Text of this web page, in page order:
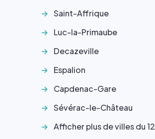
Saint-Affrique
Luc-la-Primaube
Decazeville
Espalion
Capdenac-Gare
Sévérac-le-Château
Afficher plus de villes du 12